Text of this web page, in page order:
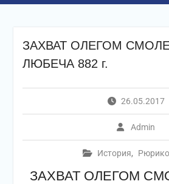
ЗАХВАТ ОЛЕГОМ
ЛЮБЕЧА 882 г.
26.05.2017
Admin
История,
ЗАХВАТ ОЛЕГОМ